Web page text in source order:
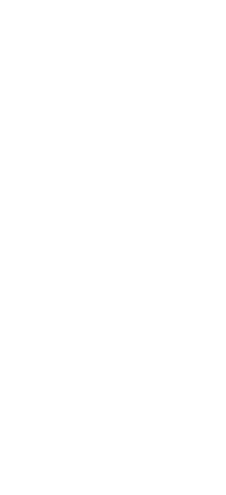
了承ください。
き作成されるも
御機器販売店・
ようお願いしま
社の共同利用者
とをご了承くだ
」に記載されて
ありません。
です。
ず変更すること
1000ppm以下、
下、フタル酸ジブチ
はありません。
年1月12日よ
、
ない年数を意
可)を取得する
通知します。
、取り引きをい
ムロン制御